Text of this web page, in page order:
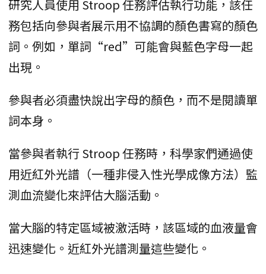
研究人員使用 Stroop 任務評估執行功能，該任
務包括向參與者展示用不協調的顏色書寫的顏色
詞。例如，單詞“red”可能會與藍色字母一起
出現。
參與者必須盡快說出字母的顏色，而不是閱讀單
詞本身。
當參與者執行 Stroop 任務時，科學家們通過使
用近紅外光譜（一種非侵入性光學成像方法）監
測血流變化來評估大腦活動。
當大腦的特定區域被激活時，該區域的血液量會
迅速變化。近紅外光譜測量這些變化。